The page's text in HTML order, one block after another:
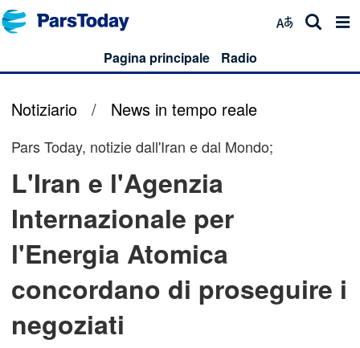
Pagina principale Radio
Notiziario / News in tempo reale
Pars Today, notizie dall'Iran e dal Mondo;
L'Iran e l'Agenzia
Internazionale per
l'Energia Atomica
concordano di proseguire i
negoziati